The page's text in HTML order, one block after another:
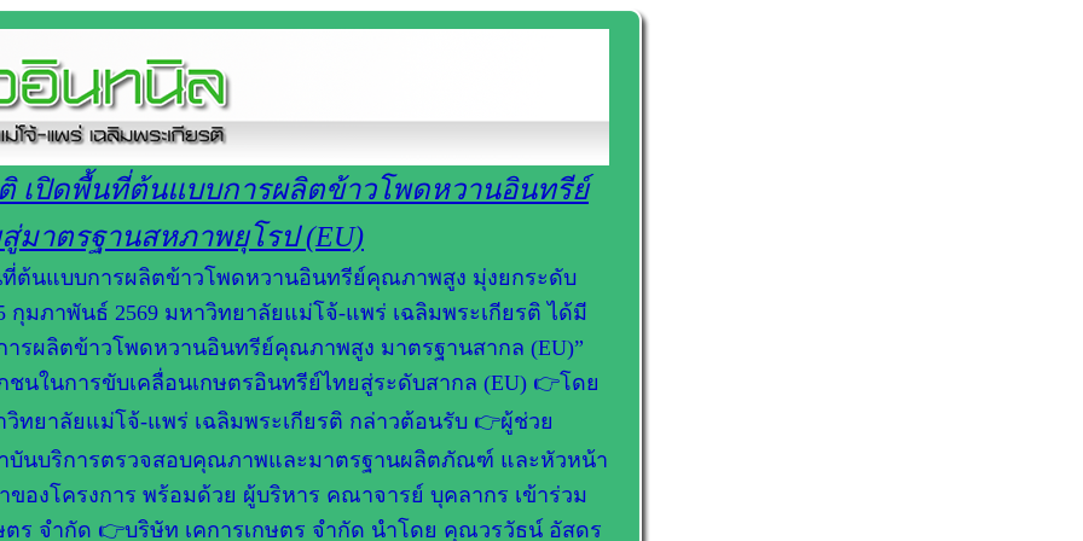
เปิดพื้นที่ต้นแบบการผลิตข้าวโพดหวานอินทรีย์
มาตรฐานสหภาพยุโรป (EU)
ต้นแบบการผลิตข้าวโพดหวานอินทรีย์คุณภาพสูง มุ่งยกระดับ
มภาพันธ์ 2569 มหาวิทยาลัยแม่โจ้-แพร่ เฉลิมพระเกียรติ ได้มี
รผลิตข้าวโพดหวานอินทรีย์คุณภาพสูง มาตรฐานสากล (EU)”
นในการขับเคลื่อนเกษตรอินทรีย์ไทยสู่ระดับสากล (EU) 👉โดย
ยาลัยแม่โจ้-แพร่ เฉลิมพระเกียรติ กล่าวต้อนรับ 👉ผู้ช่วย
บันบริการตรวจสอบคุณภาพและมาตรฐานผลิตภัณฑ์ และหัวหน้า
องโครงการ พร้อมด้วย ผู้บริหาร คณาจารย์ บุคลากร เข้าร่วม
ร จำกัด 👉บริษัท เคการเกษตร จำกัด นำโดย คุณวรวัธน์ อัสดร